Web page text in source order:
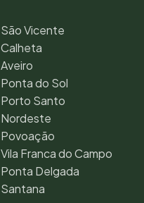
São Vicente
Calheta
Aveiro
Ponta do Sol
Porto Santo
Nordeste
Povoação
Vila Franca do Campo
Ponta Delgada
Santana